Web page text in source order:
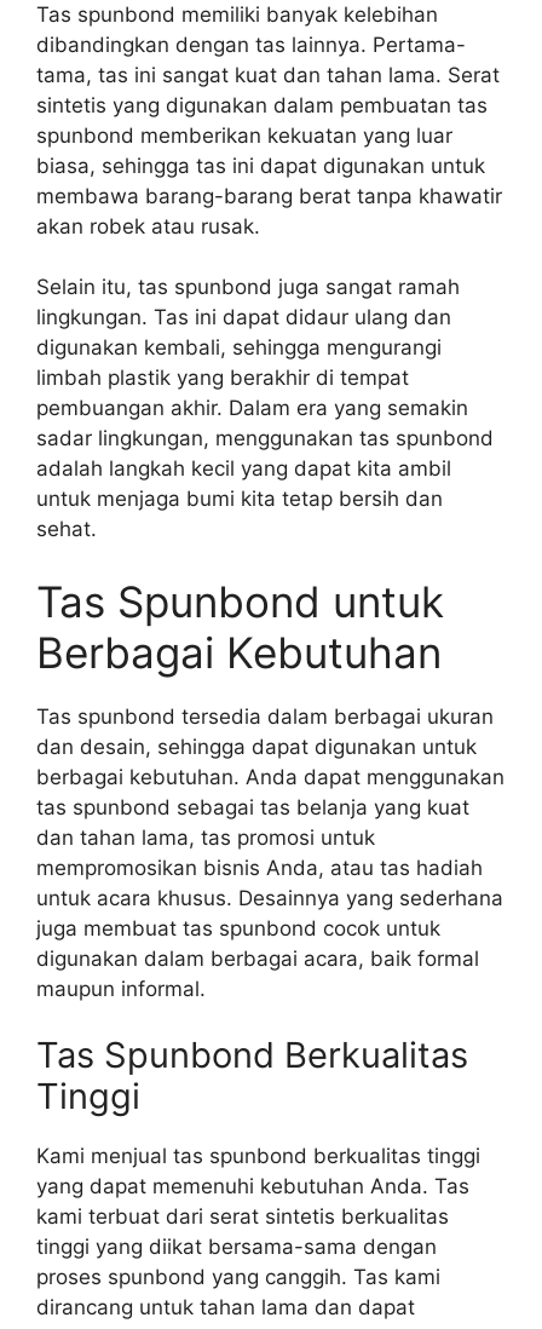
Tas spunbond memiliki banyak kelebihan
dibandingkan dengan tas lainnya. Pertama-
tama, tas ini sangat kuat dan tahan lama. Serat
sintetis yang digunakan dalam pembuatan tas
spunbond memberikan kekuatan yang luar
biasa, sehingga tas ini dapat digunakan untuk
membawa barang-barang berat tanpa khawatir
akan robek atau rusak.
Selain itu, tas spunbond juga sangat ramah
lingkungan. Tas ini dapat didaur ulang dan
digunakan kembali, sehingga mengurangi
limbah plastik yang berakhir di tempat
pembuangan akhir. Dalam era yang semakin
sadar lingkungan, menggunakan tas spunbond
adalah langkah kecil yang dapat kita ambil
untuk menjaga bumi kita tetap bersih dan
sehat.
Tas Spunbond untuk
Berbagai Kebutuhan
Tas spunbond tersedia dalam berbagai ukuran
dan desain, sehingga dapat digunakan untuk
berbagai kebutuhan. Anda dapat menggunakan
tas spunbond sebagai tas belanja yang kuat
dan tahan lama, tas promosi untuk
mempromosikan bisnis Anda, atau tas hadiah
untuk acara khusus. Desainnya yang sederhana
juga membuat tas spunbond cocok untuk
digunakan dalam berbagai acara, baik formal
maupun informal.
Tas Spunbond Berkualitas
Tinggi
Kami menjual tas spunbond berkualitas tinggi
yang dapat memenuhi kebutuhan Anda. Tas
kami terbuat dari serat sintetis berkualitas
tinggi yang diikat bersama-sama dengan
proses spunbond yang canggih. Tas kami
dirancang untuk tahan lama dan dapat